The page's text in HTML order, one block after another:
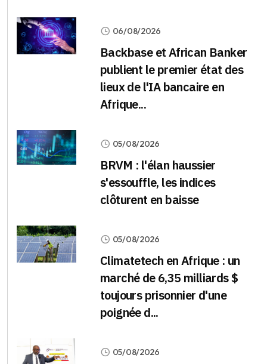
06/08/2026
Backbase et African Banker
publient le premier état des
lieux de l'IA bancaire en
Afrique...
05/08/2026
BRVM : l'élan haussier
s'essouffle, les indices
clôturent en baisse
05/08/2026
Climatetech en Afrique : un
marché de 6,35 milliards $
toujours prisonnier d'une
poignée d...
05/08/2026